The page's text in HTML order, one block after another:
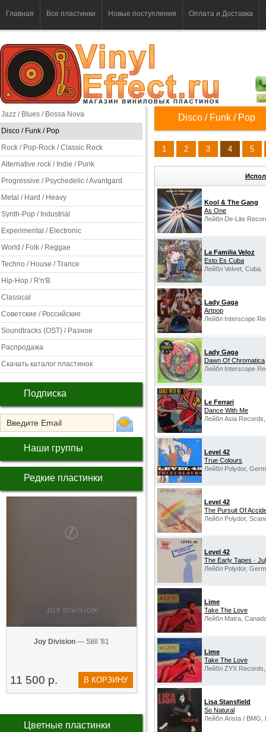
Главная Все пластинки Новые поступления Оплата и Доставка
Jazz / Blues / Bossa Nova
Disco / Funk / Pop
Rock / Pop-Rock / Classic Rock
Alternative rock / Indie / Punk
Progressive / Psychedelic / Avantgard
Metal / Hard / Heavy
Synth-Pop / Industrial
Experimental / Electronic
World / Folk / Reggae
Techno / House / Trance
Hip-Hop / R'n'B
Classical
Советские / Российские
Soundtracks (OST) / Разное
Распродажа
Скачать каталог пластинок
Подписка
Наши группы
Редкие пластинки
Joy Division — Still '81
11 500 р. В КОРЗИНУ
Цветные пластинки
Disco / Funk / Pop
1 2 3 4 5
Kool & The Gang
As One
Лейбл De-Lite
La Familia Veloz
Esto Es Cuba
Лейбл Velvet, Cuba.
Lady Gaga
Artpop
Лейбл Interscope
Lady Gaga
Dawn Of Chromatica
Лейбл Interscope
Le Ferrari
Dance With Me
Лейбл Asia
Level 42
True Colours
Лейбл Polydor,
Level 42
The Pursuit Of
Лейбл Polydor,
Level 42
The Early Tapes ·
Лейбл Polydor,
Lime
Take The Love
Лейбл Matra,
Lime
Take The Love
Лейбл ZYX
Lisa Stansfield
So Natural
Лейбл Arista / BMG,